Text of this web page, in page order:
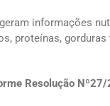
informações
proteínas,
Resolução